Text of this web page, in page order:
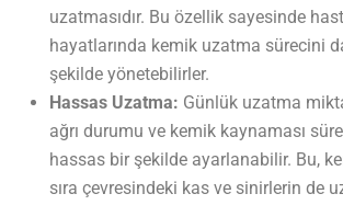
uzatmasıdır. Bu özellik sayesinde
hayatlarında kemik uzatma sürecini
şekilde yönetebilirler.
Hassas Uzatma: Günlük uzatma
ağrı durumu ve kemik kaynaması
hassas bir şekilde ayarlanabilir. Bu,
sıra çevresindeki kas ve sinirlerin de